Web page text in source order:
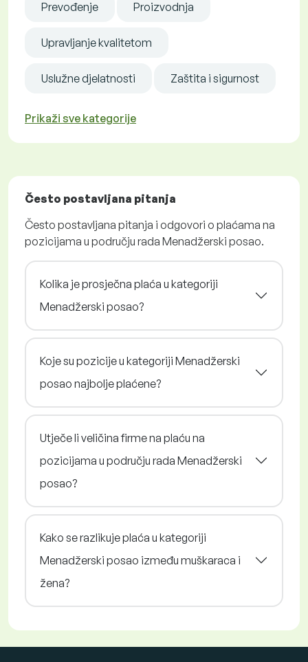
Prevođenje Proizvodnja
Upravljanje kvalitetom
Uslužne djelatnosti Zaštita i sigurnost
Prikaži sve kategorije
Često postavljana pitanja
Često postavljana pitanja i odgovori o plaćama na
pozicijama u području rada Menadžerski posao.
Kolika je prosječna plaća u kategoriji
Menadžerski posao?
Koje su pozicije u kategoriji Menadžerski
posao najbolje plaćene?
Utječe li veličina firme na plaću na
pozicijama u području rada Menadžerski
posao?
Kako se razlikuje plaća u kategoriji
Menadžerski posao između muškaraca i
žena?